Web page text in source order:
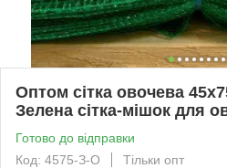
Оптом сітка овочева
Зелена сітка-мішок для
Готово до відправки
Код: 4575-З-O
Тільки опт